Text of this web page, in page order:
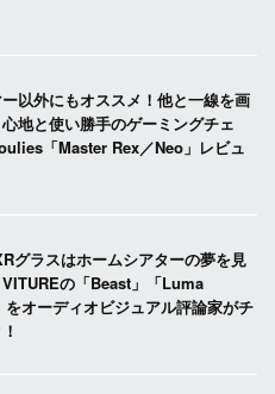
以外にもオススメ！他と一線を画
地と使い勝手のゲーミングチェ
「Master Rex／Neo」レビュ
グラスはホームシアターの夢を見
の「Beast」「Luma
をオーディオビジュアル評論家がチ